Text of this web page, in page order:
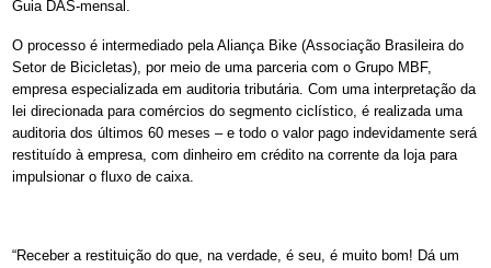
Guia DAS-mensal.
O processo é intermediado pela Aliança Bike (Associação Brasileira do
Setor de Bicicletas), por meio de uma parceria com o Grupo MBF,
empresa especializada em auditoria tributária. Com uma interpretação da
lei direcionada para comércios do segmento ciclístico, é realizada uma
auditoria dos últimos 60 meses – e todo o valor pago indevidamente será
restituído à empresa, com dinheiro em crédito na corrente da loja para
impulsionar o fluxo de caixa.
“Receber a restituição do que, na verdade, é seu, é muito bom! Dá um